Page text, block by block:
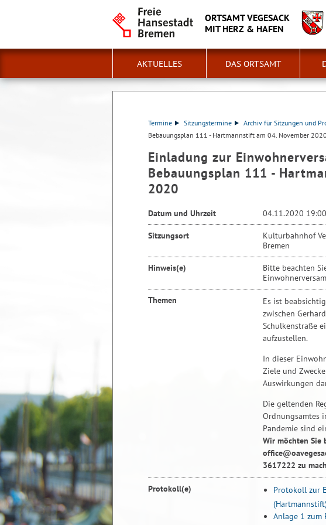
ORTSAMT VEGESACK
MIT HERZ & HAFEN
AKTUELLES DAS ORTSAMT
Termine Sitzungstermine Archiv für Sitzungen und
Bebauungsplan 111 - Hartmannstift am 04. November 2020
Einladung zur
Bebauungsplan 111 -
2020
Datum und Uhrzeit 04.11.2020
Sitzungsort
Kulturbahnhof
Bremen
Hinweis(e)
Bitte beachten
Themen
Es ist
zwischen
Schulkenstraße
aufzustellen.
In dieser
Ziele und
Auswirkungen
Die geltenden
Ordnungsamtes
Pandemie sind
Wir möchten
3617222 zu
Protokoll(e)
Protokoll zur
(Hartmannstift)
Anlage 1 zum